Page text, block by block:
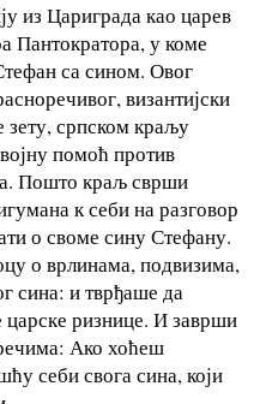
из Цариграда као царев
Пантократора, у коме
са сином. Овог
византијски
српском краљу
помоћ против
Пошто краљ сврши
к себи на разговор
о своме сину Стефану.
о врлинама, подвизима,
сина: и тврђаше да
ризнице. И заврши
Ако хоћеш
себи свога сина, који